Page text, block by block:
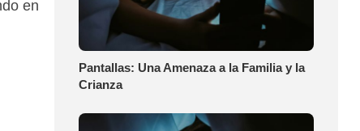
en
Pantallas: Una Amenaza a la Familia y la
Crianza